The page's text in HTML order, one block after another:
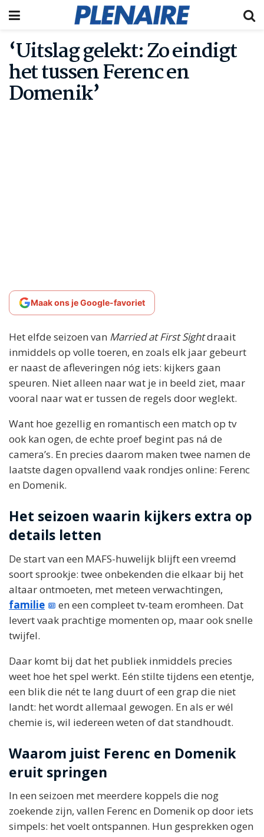
‘Uitslag gelekt: Zo eindigt
het tussen Ferenc en
Domenik’
Maak ons je Google-favoriet
Het elfde seizoen van Married at First Sightdraait
inmiddels op volle toeren, en zoals elk jaar gebeurt
er naast de afleveringen nóg iets: kijkers gaan
speuren. Niet alleen naar wat je in beeld ziet, maar
vooral naar wat er tussen de regels door weglekt.
Want hoe gezellig en romantisch een match op tv
ook kan ogen, de echte proef begint pas ná de
camera’s. En precies daarom maken twee namen de
laatste dagen opvallend vaak rondjes online: Ferenc
en Domenik.
Het seizoen waarin kijkers extra op
details letten
De start van een MAFS-huwelijk blijft een vreemd
soort sprookje: twee onbekenden die elkaar bij het
altaar ontmoeten, met meteen verwachtingen,
familie
en een compleet tv-team eromheen. Dat
levert vaak prachtige momenten op, maar ook snelle
twijfel.
Daar komt bij dat het publiek inmiddels precies
weet hoe het spel werkt. Eén stilte tijdens een etentje,
een blik die nét te lang duurt of een grap die niet
landt: het wordt allemaal gewogen. En als er wél
chemie is, wil iedereen weten of dat standhoudt.
Waarom juist Ferenc en Domenik
eruit springen
In een seizoen met meerdere koppels die nog
zoekende zijn, vallen Ferenc en Domenik op door iets
simpels: het voelt ontspannen. Hun gesprekken ogen